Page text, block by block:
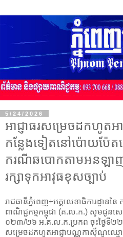
5/24/2026
អាជ្ញាធរសម្រេចដកហូ
កន្លែងទៀតនៅប៉ោយប៉ែ
ករណីឆបោកតាមអនឡាញ
រក្សាទុកអាវុធខុសច្បាប់
រាជធានីភ្នំពេញ÷អគ្គលេខាធិការដ្ឋានន
ពាណិជ្ជកម្មកម្ពុជា (គ.ល.ក.) សូមជូនស
០២៣/២៦ អ.គ.ល.ក.ប្រកព ចុះថ្ងៃទី២
សម្រេចដកហូតអាជ្ញាបណ្ណកាស៊ីណូឈ្មោះ